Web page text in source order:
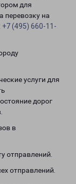
для
перевозку на
+7 (495) 660-11-
услуги для
дорог
в
отправлений.
отправлений.